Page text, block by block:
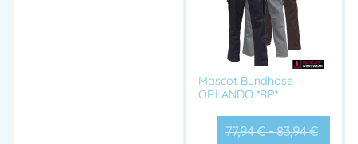
Mascot Bundhose
ORLANDO *RP*
77,94€-83,94€